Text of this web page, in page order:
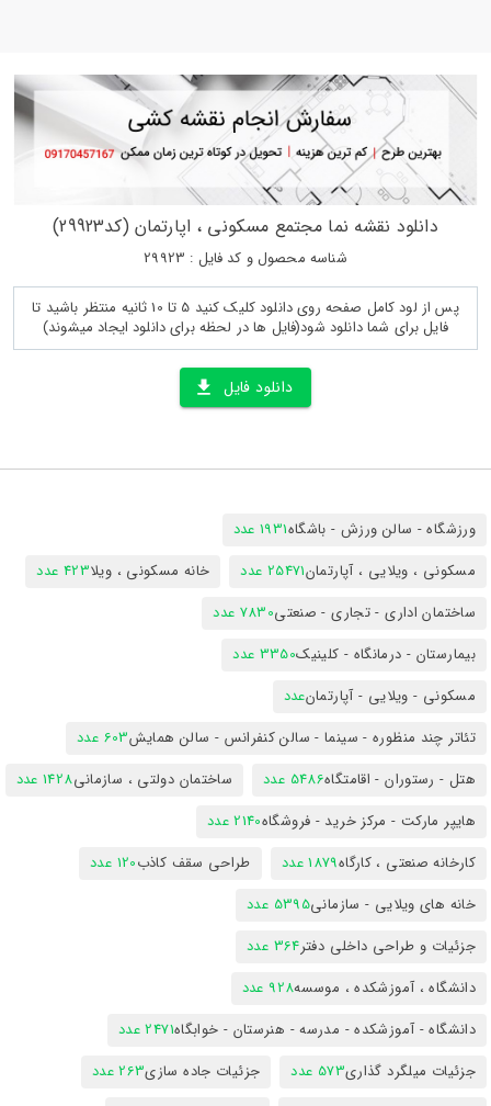
دانلود نقشه نما مجتمع مسکونی ، اپارتمان (کد29923)
شناسه محصول و کد فایل : 29923
پس از لود کامل صفحه روی دانلود کلیک کنید 5 تا 10 ثانیه منتظر باشید تا
فایل برای شما دانلود شود(فایل ها در لحظه برای دانلود ایجاد میشوند)
دانلود فایل
ورزشگاه - سالن ورزش - باشگاه1931 عدد
مسکونی ، ویلایی ، آپارتمان25471 عدد خانه مسکونی ، ویلا423 عدد
ساختمان اداری - تجاری - صنعتی7830 عدد
بیمارستان - درمانگاه - کلینیک3350 عدد
مسکونی - ویلایی - آپارتمانعدد
تئاتر چند منظوره - سینما - سالن کنفرانس - سالن همایش603 عدد
هتل - رستوران - اقامتگاه5486 عدد ساختمان دولتی ، سازمانی1428 عدد
هایپر مارکت - مرکز خرید - فروشگاه2140 عدد
کارخانه صنعتی ، کارگاه1879 عدد طراحی سقف کاذب120 عدد
خانه های ویلایی - سازمانی5395 عدد
جزئیات و طراحی داخلی دفتر364 عدد
دانشگاه ، آموزشکده ، موسسه928 عدد
دانشگاه - آموزشکده - مدرسه - هنرستان - خوابگاه2471 عدد
جزئیات میلگرد گذاری573 عدد جزئیات جاده سازی263 عدد